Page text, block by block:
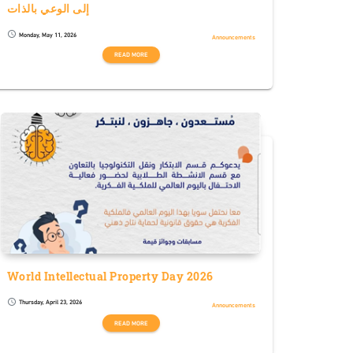
إلى الوعي بالذات
schedule Monday, May 11, 2026
Announcements
READ MORE
World Intellectual Property Day 2026
schedule Thursday, April 23, 2026
Announcements
READ MORE